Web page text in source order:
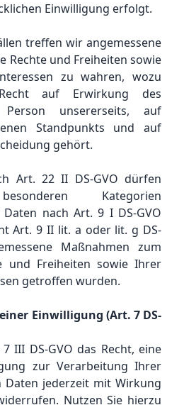
Einwilligung erfolgt.
treffen wir angemessene
Rechte und Freiheiten sowie
zu wahren, wozu
auf Erwirkung des
unsererseits, auf
Standpunkts und auf
gehört.
Art. 22 II DS-GVO dürfen
Kategorien
nach Art. 9 I DS-GVO
Art. 9 II lit. a oder lit. g DS-
Maßnahmen zum
und Freiheiten sowie Ihrer
getroffen wurden.
Einwilligung (Art. 7 DS-
III DS-GVO das Recht, eine
zur Verarbeitung Ihrer
Daten jederzeit mit Wirkung
Nutzen Sie hierzu